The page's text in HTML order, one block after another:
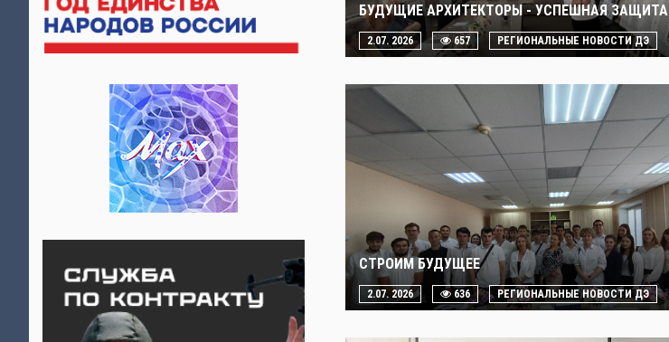
БУДУЩИЕ АРХИТЕКТОРЫ - УСПЕШНАЯ ЗАЩИТА
2.07. 2026 657 РЕГИОНАЛЬНЫЕ НОВОСТИ ДЭ
СТРОИМ БУДУЩЕЕ
2.07. 2026 636 РЕГИОНАЛЬНЫЕ НОВОСТИ ДЭ